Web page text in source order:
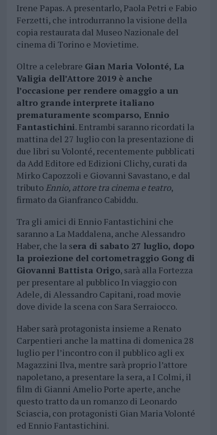
Irene Papas. A presentarlo, Paola Petri e Fabio
Ferzetti, che introdurranno la visione della
copia restaurata dal Museo Nazionale del
cinema di Torino e Movietime.
Oltre a celebrare Gian Maria Volonté, La
Valigia dell’Attore 2019 è anche
l’occasione per rendere omaggio a un
altro grande interprete italiano
prematuramente scomparso, Ennio
Fantastichini. Entrambi saranno ricordati la
mattina del 27 luglio con la presentazione di
due libri su Volonté, recentemente pubblicati
da Add Editore ed Edizioni Clichy, curati da
Mirko Capozzoli e Giovanni Savastano, e dal
tributo Ennio, attore tra cinema e teatro,
firmato da Gianfranco Cabiddu.
Tra gli amici di Ennio Fantastichini che
saranno a La Maddalena, anche Alessandro
Haber, che la sera di sabato 27 luglio, dopo
la proiezione del cortometraggio Gong di
Giovanni Battista Origo, sarà alla Fortezza
per presentare al pubblico In viaggio con
Adele, di Alessandro Capitani, road movie
dove divide la scena con Sara Serraiocco.
Haber sarà protagonista insieme a Renato
Carpentieri anche la mattina di domenica 28
luglio per l’incontro con il pubblico agli ex
Magazzini Ilva, mentre sarà proprio l’attore
napoletano, a presentare la sera, a I Colmi, il
film di Gianni Amelio Porte aperte, anche
questo tratto da un romanzo di Leonardo
Sciascia, con protagonisti Gian Maria Volonté
ed Ennio Fantastichini.